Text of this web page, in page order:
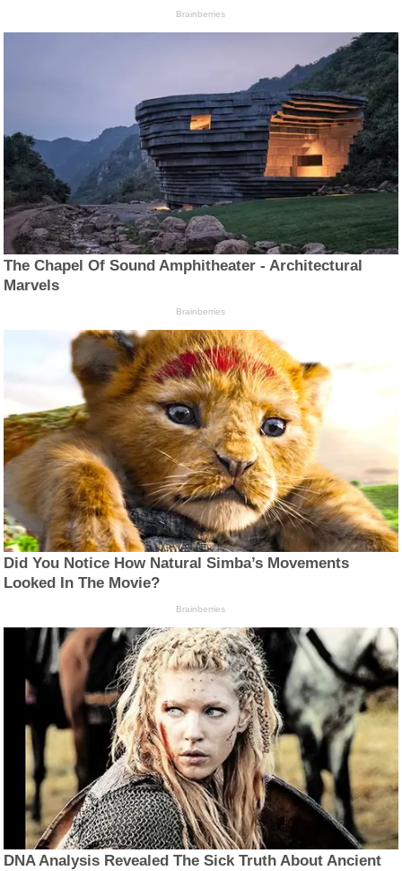
Brainberries
The Chapel Of Sound Amphitheater - Architectural
Marvels
Brainberries
Did You Notice How Natural Simba’s Movements
Looked In The Movie?
Brainberries
DNA Analysis Revealed The Sick Truth About Ancient